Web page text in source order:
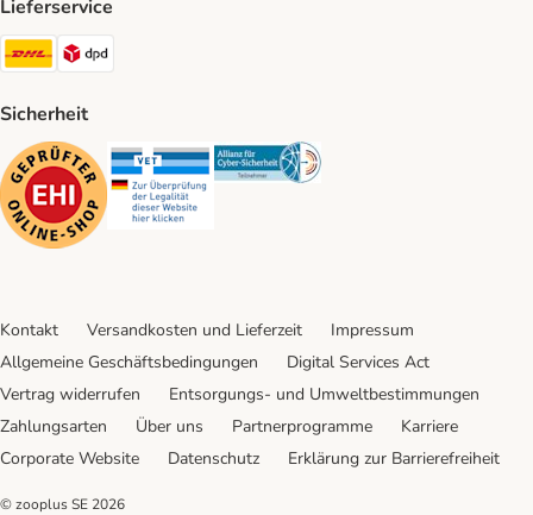
Lieferservice
DHL Shipping Method
Sicherheit
Security Security Security
Kontakt Versandkosten und Lieferzeit
Impressum
Allgemeine Geschäftsbedingungen
Digital Services Act
Vertrag widerrufen
Entsorgungs- und Umweltbestimmungen
Zahlungsarten
Über uns Partnerprogramme
Karriere
Corporate Website
Datenschutz Erklärung zur Barrierefreiheit
© zooplus SE 2026